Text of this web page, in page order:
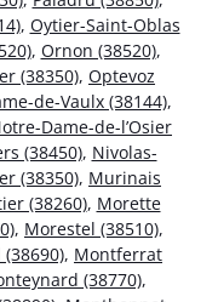
, Oytier-Saint-Oblas
, Ornon (38520),
(38350), Optevoz
de-Vaulx (38144),
Dame-de-l’Osier
(38450), Nivolas-
(38350), Murinais
(38260), Morette
, Morestel (38510),
, Montferrat
(38770),